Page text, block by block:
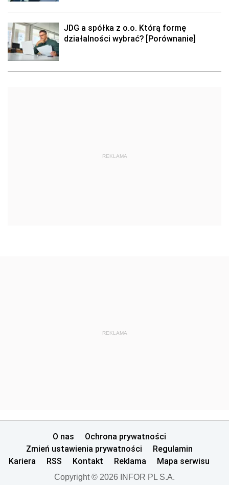
JDG a spółka z o.o. Którą formę
działalności wybrać? [Porównanie]
REKLAMA
REKLAMA
O nas
Ochrona prywatności
Zmień ustawienia prywatności
Regulamin
Kariera
RSS Kontakt Reklama Mapa serwisu
Copyright © 2026 INFOR PL S.A.